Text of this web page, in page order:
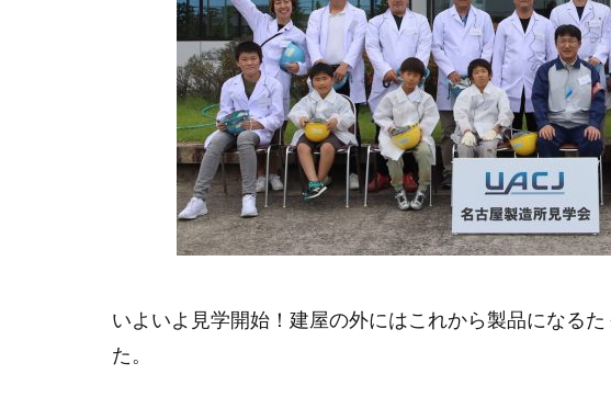
いよいよ見学開始！建屋の外にはこれから製品になる
た。